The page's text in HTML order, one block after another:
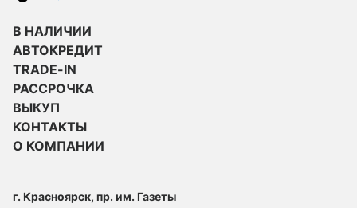
В НАЛИЧИИ
АВТОКРЕДИТ
TRADE-IN
РАССРОЧКА
ВЫКУП
КОНТАКТЫ
О КОМПАНИИ
г. Красноярск, пр. им. Газеты